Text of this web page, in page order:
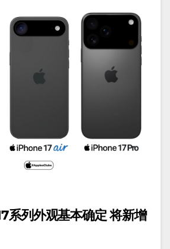
系列外观基本确定 将新增